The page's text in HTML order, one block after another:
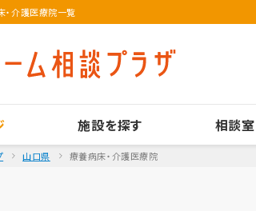
・介護医療院一覧
施設を探す 相談
山口県 療養病床・介護医療院